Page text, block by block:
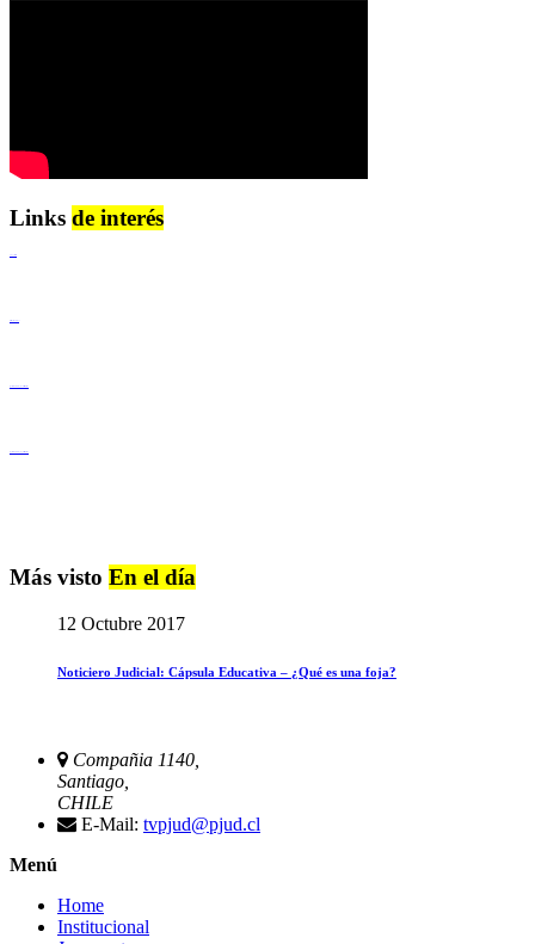
Links de interés
Más visto En el día
12 Octubre 2017
Noticiero Judicial: Cápsula Educativa – ¿Qué es una foja?
Compañia 1140,
Santiago,
CHILE
E-Mail: tvpjud@pjud.cl
Menú
Home
Institucional